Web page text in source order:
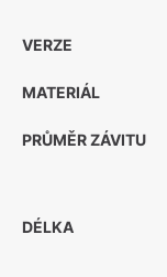
VERZE
MATERIÁL
PRŮMĚR ZÁVITU
DÉLKA